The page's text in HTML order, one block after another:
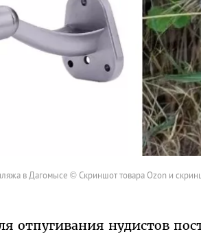
в Дагомысе © Скриншот товара Ozon и
отпугивания нудистов